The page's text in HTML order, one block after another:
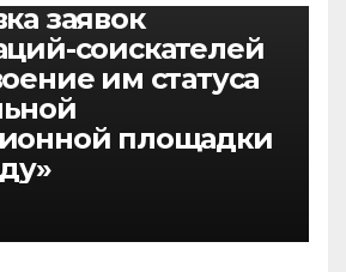
заявок
соискателей
им статуса
площадки
вебинар по